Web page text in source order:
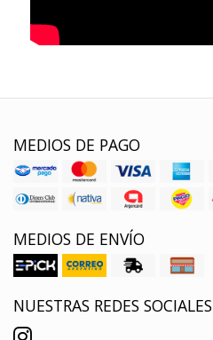
MEDIOS DE PAGO
MEDIOS DE ENVÍO
NUESTRAS REDES SOCIALES